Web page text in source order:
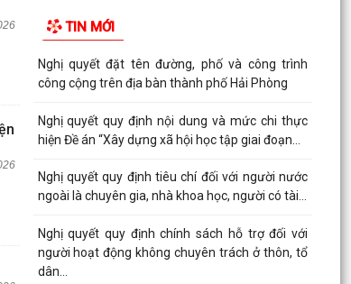
TIN MỚI
Nghị quyết đặt tên đường, phố và công trình
công cộng trên địa bàn thành phố Hải Phòng
Nghị quyết quy định nội dung và mức chi thực
hiện Đề án “Xây dựng xã hội học tập giai đoạn...
Nghị quyết quy định tiêu chí đối với người nước
ngoài là chuyên gia, nhà khoa học, người có tài...
Nghị quyết quy định chính sách hỗ trợ đối với
người hoạt động không chuyên trách ở thôn, tổ
dân...